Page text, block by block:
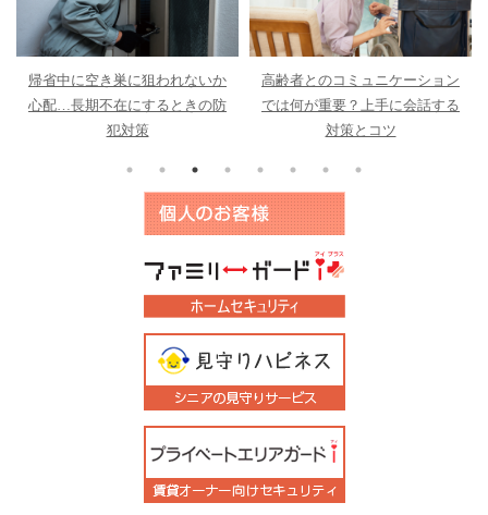
帰省中に空き巣に狙われないか
心配…長期不在にするときの防
犯対策
高齢者とのコミュニケーション
では何が重要？上手に会話する
対策とコツ